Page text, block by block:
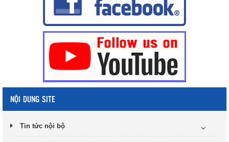
NỘI DUNG SITE
Tin tức nội bộ